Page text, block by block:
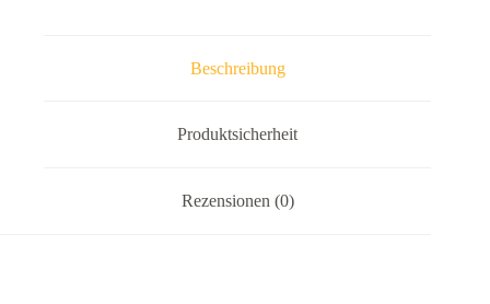
Beschreibung
Produktsicherheit
Rezensionen (0)